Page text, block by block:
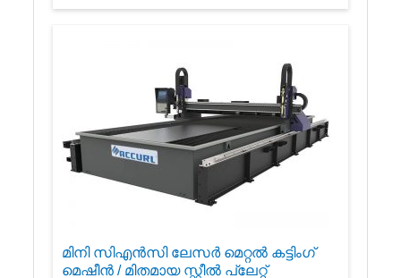
മിനി സി‌എൻ‌സി ലേസർ മെറ്റൽ കട്ടിംഗ്
മെഷീൻ / മിതമായ സ്റ്റീൽ പ്ലേറ്റ്